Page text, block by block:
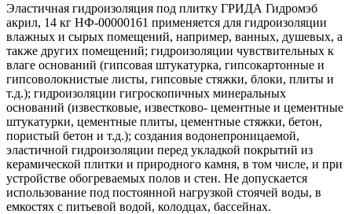
Эластичная гидроизоляция под плитку ГРИДА Гидромэб
акрил, 14 кг НФ-00000161 применяется для гидроизоляции
влажных и сырых помещений, например, ванных, душевых, а
также других помещений; гидроизоляции чувствительных к
влаге оснований (гипсовая штукатурка, гипсокартонные и
гипсоволокнистые листы, гипсовые стяжки, блоки, плиты и
т.д.); гидроизоляции гигроскопичных минеральных
оснований (известковые, известково- цементные и цементные
штукатурки, цементные плиты, цементные стяжки, бетон,
пористый бетон и т.д.); создания водонепроницаемой,
эластичной гидроизоляции перед укладкой покрытий из
керамической плитки и природного камня, в том числе, и при
устройстве обогреваемых полов и стен. Не допускается
использование под постоянной нагрузкой стоячей воды, в
емкостях с питьевой водой, колодцах, бассейнах.